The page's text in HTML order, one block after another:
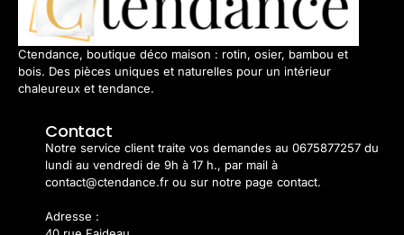
Ctendance, boutique déco maison : rotin, osier, bambou et
bois. Des pièces uniques et naturelles pour un intérieur
chaleureux et tendance.
Contact
Notre service client traite vos demandes au 0675877257 du
lundi au vendredi de 9h à 17 h., par mail à
contact@ctendance.fr ou sur notre page contact.
Adresse :